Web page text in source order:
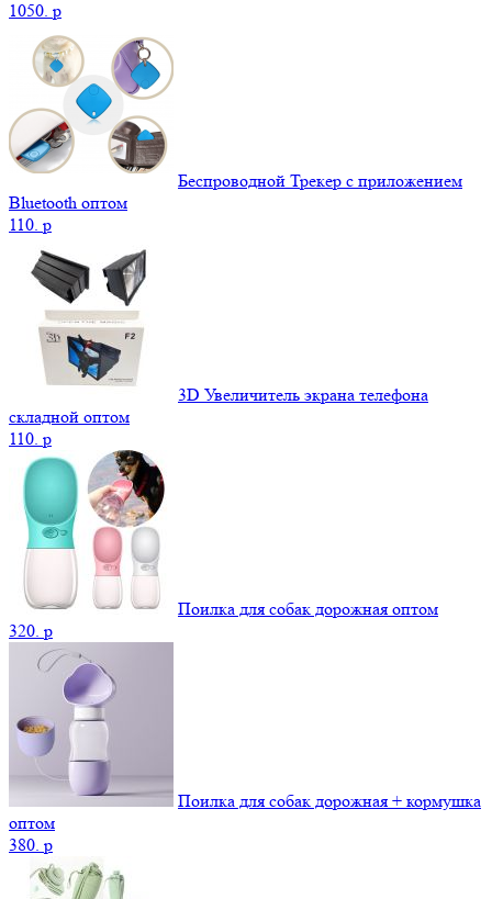
1050. p
Беспроводной Трекер с приложением
Bluetooth оптом
110. p
3D Увеличитель экрана телефона
складной оптом
110. p
Поилка для собак дорожная оптом
320. p
Поилка для собак дорожная + кормушка
оптом
380. p